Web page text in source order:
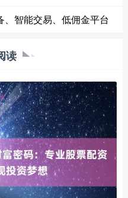
智能交易、低佣金平台
读